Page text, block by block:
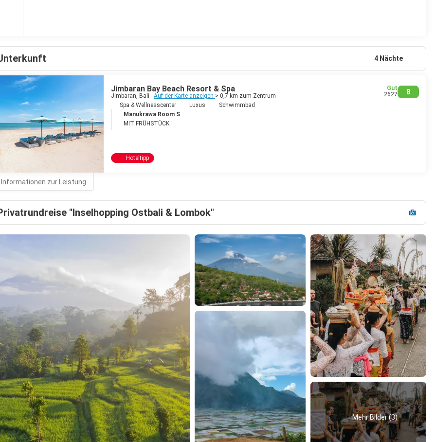
4 Nächte
Jimbaran Bay Beach Resort & Spa
Jimbaran, Bali - Auf der Karte anzeigen > 0,7 km zum Zentrum
8
Gut
2627
Spa & Wellnesscenter
Luxus
Schwimmbad
Manukrawa Room S
MIT FRÜHSTÜCK
Hoteltipp
zur Leistung
"Inselhopping Ostbali & Lombok"
Mehr Bilder (3)